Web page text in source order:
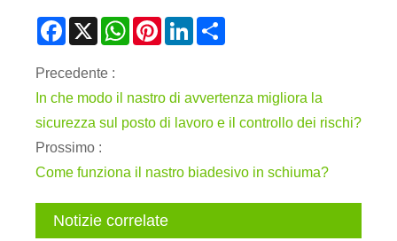
Facebook
X WhatsAppPinterestLinkedIn
Precedente :
In che modo il nastro di avvertenza migliora la
sicurezza sul posto di lavoro e il controllo dei rischi?
Prossimo :
Come funziona il nastro biadesivo in schiuma?
Notizie correlate